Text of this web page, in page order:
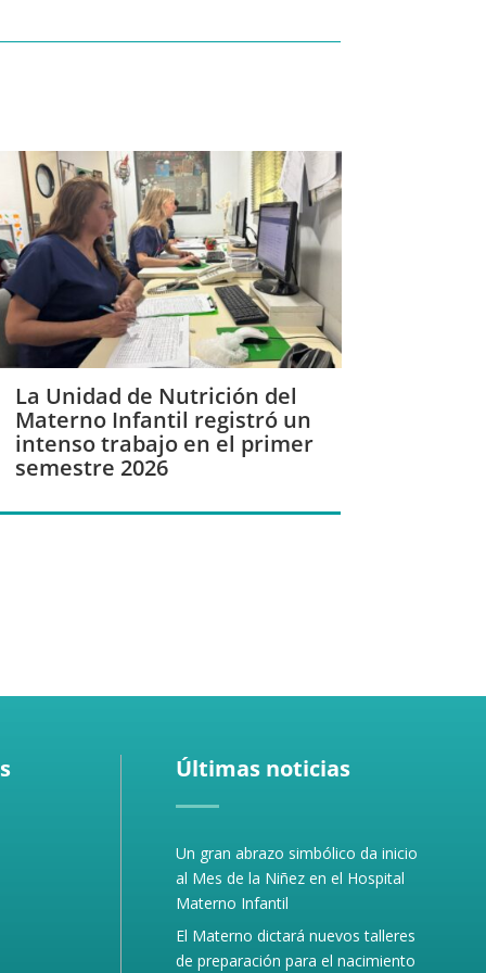
La Unidad de Nutrición del
Materno Infantil registró un
intenso trabajo en el primer
semestre 2026
Últimas noticias
Un gran abrazo simbólico da inicio
al Mes de la Niñez en el Hospital
Materno Infantil
El Materno dictará nuevos talleres
de preparación para el nacimiento